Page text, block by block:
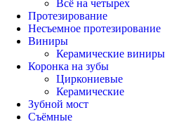
Всё на четырех
Протезирование
Несъемное протезирование
Виниры
Керамические виниры
Коронка на зубы
Циркониевые
Керамические
Зубной мост
Съёмные